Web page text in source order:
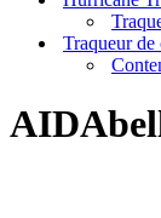
Traqueur de